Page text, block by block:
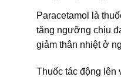
Paracetamol là
tăng ngưỡng chịu
giảm thân nhiệt ở
Thuốc tác động lên